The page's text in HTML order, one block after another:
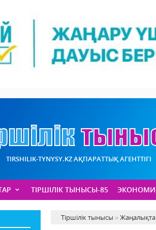
TIRSHILIK-TYNYSY.KZ АҚПАРАТТЫҚ АГЕНТТІГІ
ТІРШІЛІК ТЫНЫСЫ-85
Тіршілік тынысы »